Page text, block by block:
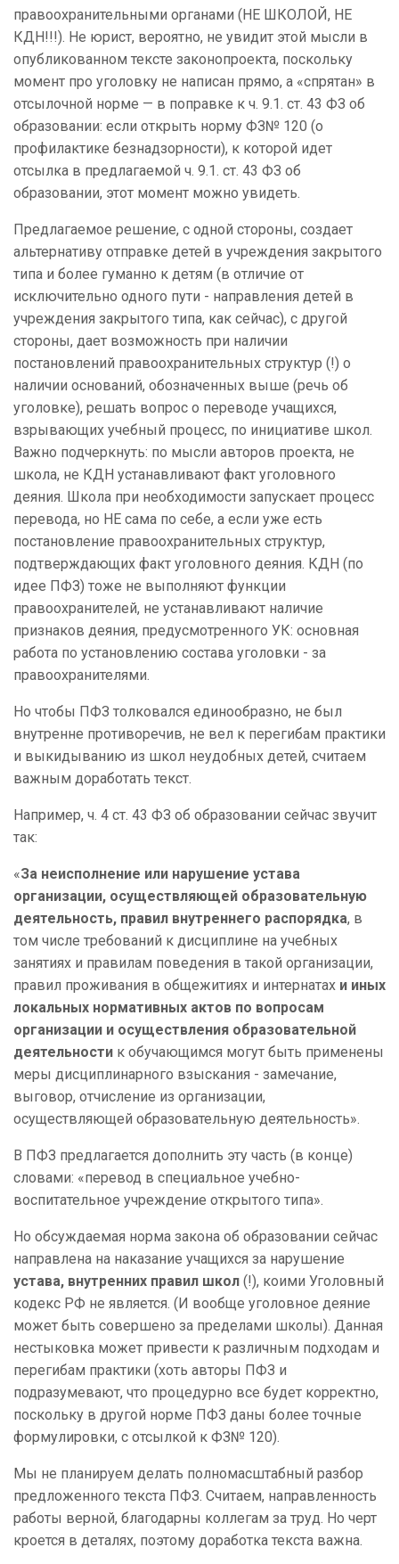
правоохранительными органами (НЕ ШКОЛОЙ, НЕ
КДН!!!). Не юрист, вероятно, не увидит этой мысли в
опубликованном тексте законопроекта, поскольку
момент про уголовку не написан прямо, а «спрятан» в
отсылочной норме — в поправке к ч. 9.1. ст. 43 ФЗ об
образовании: если открыть норму ФЗ№ 120 (о
профилактике безнадзорности), к которой идет
отсылка в предлагаемой ч. 9.1. ст. 43 ФЗ об
образовании, этот момент можно увидеть.
Предлагаемое решение, с одной стороны, создает
альтернативу отправке детей в учреждения закрытого
типа и более гуманно к детям (в отличие от
исключительно одного пути - направления детей в
учреждения закрытого типа, как сейчас), с другой
стороны, дает возможность при наличии
постановлений правоохранительных структур (!) о
наличии оснований, обозначенных выше (речь об
уголовке), решать вопрос о переводе учащихся,
взрывающих учебный процесс, по инициативе школ.
Важно подчеркнуть: по мысли авторов проекта, не
школа, не КДН устанавливают факт уголовного
деяния. Школа при необходимости запускает процесс
перевода, но НЕ сама по себе, а если уже есть
постановление правоохранительных структур,
подтверждающих факт уголовного деяния. КДН (по
идее ПФЗ) тоже не выполняют функции
правоохранителей, не устанавливают наличие
признаков деяния, предусмотренного УК: основная
работа по установлению состава уголовки - за
правоохранителями.
Но чтобы ПФЗ толковался единообразно, не был
внутренне противоречив, не вел к перегибам практики
и выкидыванию из школ неудобных детей, считаем
важным доработать текст.
Например, ч. 4 ст. 43 ФЗ об образовании сейчас звучит
так:
«За неисполнение или нарушение устава
организации, осуществляющей образовательную
деятельность, правил внутреннего распорядка, в
том числе требований к дисциплине на учебных
занятиях и правилам поведения в такой организации,
правил проживания в общежитиях и интернатах и иных
локальных нормативных актов по вопросам
организации и осуществления образовательной
деятельности к обучающимся могут быть применены
меры дисциплинарного взыскания - замечание,
выговор, отчисление из организации,
осуществляющей образовательную деятельность».
В ПФЗ предлагается дополнить эту часть (в конце)
словами: «перевод в специальное учебно-
воспитательное учреждение открытого типа».
Но обсуждаемая норма закона об образовании сейчас
направлена на наказание учащихся за нарушение
устава, внутренних правил школ (!), коими Уголовный
кодекс РФ не является. (И вообще уголовное деяние
может быть совершено за пределами школы). Данная
нестыковка может привести к различным подходам и
перегибам практики (хоть авторы ПФЗ и
подразумевают, что процедурно все будет корректно,
поскольку в другой норме ПФЗ даны более точные
формулировки, с отсылкой к ФЗ№ 120).
Мы не планируем делать полномасштабный разбор
предложенного текста ПФЗ. Считаем, направленность
работы верной, благодарны коллегам за труд. Но черт
кроется в деталях, поэтому доработка текста важна.